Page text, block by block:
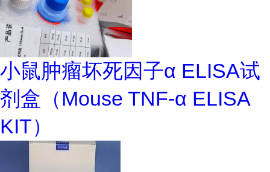
小鼠肿瘤坏死因子α ELISA试
剂盒（Mouse TNF-α ELISA
KIT）